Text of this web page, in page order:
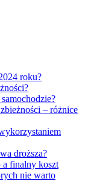
roku?
– różnice
droższa?
a finalny koszt
nie warto